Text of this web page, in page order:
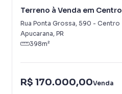
Terreno à Venda em Centro
Rua Ponta Grossa, 590 - Centro
Apucarana, PR
398m²
R$ 170.000,00Venda